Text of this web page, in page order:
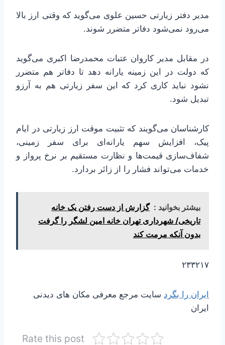
مدیر دفتر زیارتی حسین علوی می‌گوید که وقتی ارز بالا
می‌رود نمی‌شود دفاتر متضرر شوند.
در مقابل مدیر کاروان عتبات محمدرضا اکبری می‌گوید
که دولت در این زمینه یارانه دهد تا دفاتر هم متضرر
نشود نباید کاری کرد که این سفر زیارتی هم به آرزو
تبدیل شود.
کارشناسان می‌گویند که تثبیت موقت ارز زیارتی در ایام
پیک، افزایش سهم یارانه‌ای برای سفر زمینی،
شفاف‌سازی قیمت‌ها و نظارت مستقیم بر نرخ پرواز و
خدمات می‌تواند فشار را از زائر بردارد.
بیشتر بخوانید : گزارش از دست رفتن یک خانه
تاریخی/ شهرداری تهران خانه امین لشگر را گرفت
بدون آنکه مرمت کند
۲۳۳۲۱۷
ایران را بگرد سایت مرجع معرفی مکان های دیدنی
ایران
Rate this post